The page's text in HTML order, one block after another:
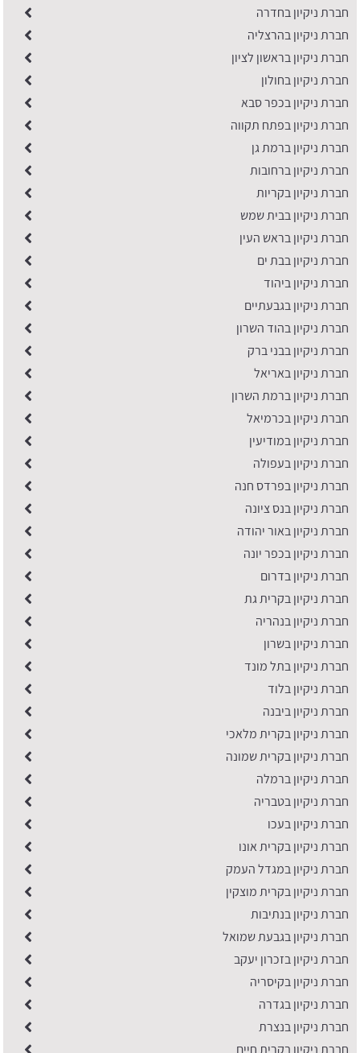
חברת ניקיון בחדרה
חברת ניקיון בהרצליה
חברת ניקיון בראשון לציון
חברת ניקיון בחולון
חברת ניקיון בכפר סבא
חברת ניקיון בפתח תקווה
חברת ניקיון ברמת גן
חברת ניקיון ברחובות
חברת ניקיון בקריות
חברת ניקיון בבית שמש
חברת ניקיון בראש העין
חברת ניקיון בבת ים
חברת ניקיון ביהוד
חברת ניקיון בגבעתיים
חברת ניקיון בהוד השרון
חברת ניקיון בבני ברק
חברת ניקיון באריאל
חברת ניקיון ברמת השרון
חברת ניקיון בכרמיאל
חברת ניקיון במודיעין
חברת ניקיון בעפולה
חברת ניקיון בפרדס חנה
חברת ניקיון בנס ציונה
חברת ניקיון באור יהודה
חברת ניקיון בכפר יונה
​חברת ניקיון בדרום
חברת ניקיון בקרית גת
חברת ניקיון בנהריה
חברת ניקיון בשרון
חברת ניקיון בתל מונד
חברת ניקיון בלוד
חברת ניקיון ביבנה
חברת ניקיון בקרית מלאכי
חברת ניקיון בקרית שמונה
חברת ניקיון ברמלה
חברת ניקיון בטבריה
חברת ניקיון בעכו
חברת ניקיון בקרית אונו
חברת ניקיון במגדל העמק
חברת ניקיון בקרית מוצקין
חברת ניקיון בנתיבות
חברת ניקיון בגבעת שמואל
חברת ניקיון בזכרון יעקב
חברת ניקיון בקיסריה
חברת ניקיון בגדרה
חברת ניקיון בנצרת
חברת ניקיון בקרית חיים